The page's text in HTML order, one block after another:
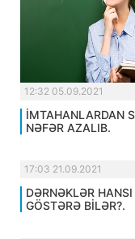
12:32 05.09.2021
İMTAHANLARDAN
NƏFƏR AZALIB.
17:03 21.09.2021
DƏRNƏKLƏR
GÖSTƏRƏ BİLƏR?.